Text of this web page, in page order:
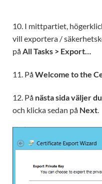
10. I mittpartiet,
vill exportera /
påAll Tasks > Export…
11. PåWelcome to the
12. På nästa sida väljer
och klicka sedan på Next